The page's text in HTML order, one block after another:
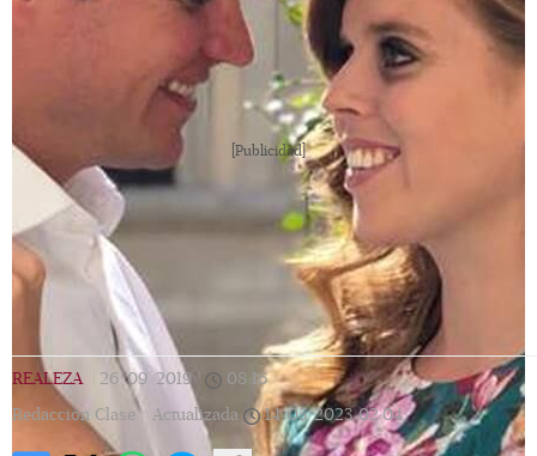
[Publicidad]
REALEZA 26/09/2019 08:16 |
Redacción Clase | Actualizada 14/05/2023 02:04